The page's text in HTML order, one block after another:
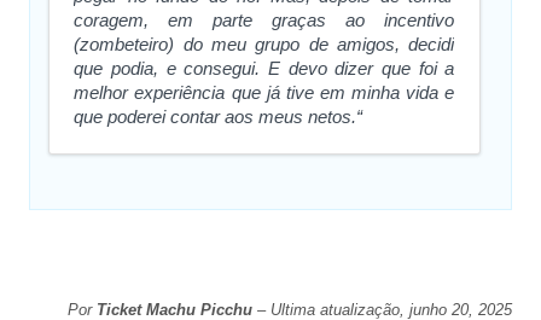
coragem, em parte graças ao incentivo
(zombeteiro) do meu grupo de amigos, decidi
que podia, e consegui. E devo dizer que foi a
melhor experiência que já tive em minha vida e
que poderei contar aos meus netos.“
Por Ticket Machu Picchu– Ultima atualização, junho 20, 2025